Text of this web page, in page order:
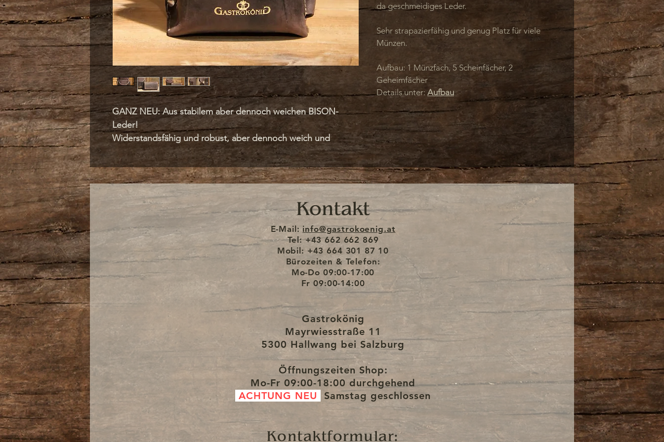
GANZ NEU: Aus stabilem aber dennoch weichen BISON-
Leder!
Widerstandsfähig und robust, aber dennoch weich und
angenehm in der Hand. Nicht so fest wie die anderen Bison-
Sets. Sehr geschmeidig und angenehm.
Nur bei uns: Die komplette Geldtasche und der Halter
sind aus Vollleder.
Jeder Millimeter ist aus Bisonleder sowie strapazierfähigem
Futterleder gefertigt.
Die Geldtasche hat ein großes, extrem stabiles Münzfach, das
auch großen Mengen an Wechselgeld standhält. Passend
dazu gibt es einen extra robusten Halter.
Mit gewolltem Used-Look, der bei Gebrauch noch stärker
wird. Das heißt, dass sich das Leder noch stark verändern
wird, wenn mit dem Set gearbeitet wird.
Es erhält so eine tolle Optik, die jedes Stück zu eurem
eigenen individuellen Unikat macht.
Natürlich mit allen bewährten Gastrokönig-
Qualitätsmerkmalen, teils 3-facher Naht und Verstärkungen an
kritischen Stellen, noch stabileren Druckknöpfen und mehr.
Selbstverständlich gilt auch für dieses Set die
da geschmeidiges Leder.
Sehr strapazierfähig und genug Platz für viele
Münzen.
Aufbau: 1 Münzfach, 5 Scheinfächer, 2
Geheimfächer
Details unter: Aufbau
Kontakt
E-Mail:info@gastrokoenig.at
Tel: +43 662 662 869
Mobil: +43 664 301 87 10
Bürozeiten & Telefon:
Mo-Do 09:00-17:00
Fr 09:00-14:00
Gastrokönig
Mayrwiesstraße 11
5300 Hallwang bei Salzburg
Öffnungszeiten Shop:
Mo-Fr 09:00-18:00 durchgehend
ACHTUNG NEU
Samstag geschlossen
Kontaktformular: